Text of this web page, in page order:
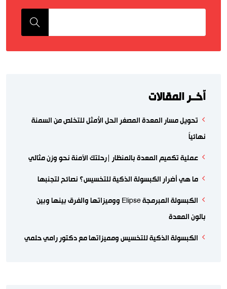
اّخــر المقالات
تحويل مسار المعدة المصغر الحل الأمثل للتخلص من السمنة
نهائياً
عملية تكميم المعدة بالمنظار |رحلتك الآمنة نحو وزن مثالي
ما هي أضرار الكبسولة الذكية للتخسيس؟ نصائح لتجنبها
الكبسولة المبرمجة Elipse ووميزاتها والفرق بينها وبين
بالون المعدة
الكبسولة الذكية للتخسيس ومميزاتها مع دكتور رامي حلمي